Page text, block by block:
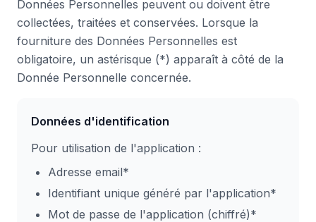
Données Personnelles peuvent ou doivent être
collectées, traitées et conservées. Lorsque la
fourniture des Données Personnelles est
obligatoire, un astérisque (*) apparaît à côté de la
Donnée Personnelle concernée.
Données d'identification
Pour utilisation de l'application :
Adresse email*
Identifiant unique généré par l'application*
Mot de passe de l'application (chiffré)*